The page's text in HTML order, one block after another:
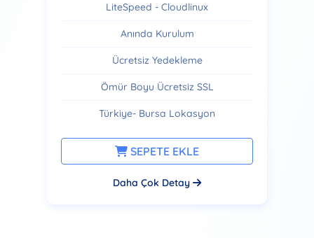
LiteSpeed - Cloudlinux
Anında Kurulum
Ücretsiz Yedekleme
Ömür Boyu Ücretsiz SSL
Türkiye- Bursa Lokasyon
SEPETE EKLE
Daha Çok Detay